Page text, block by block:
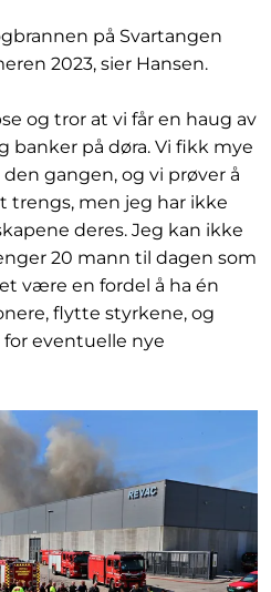
på Svartangen
2023, sier Hansen.
og tror at vi får en haug av
banker på døra. Vi fikk mye
gangen, og vi prøver å
trengs, men jeg har ikke
deres. Jeg kan ikke
20 mann til dagen som
være en fordel å ha én
flytte styrkene, og
eventuelle nye